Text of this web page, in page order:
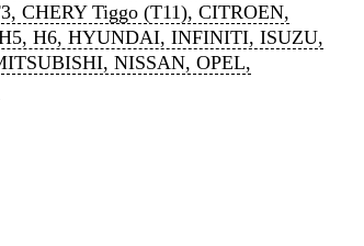
CHERY Tiggo (T11), CITROEN,
H6, HYUNDAI, INFINITI, ISUZU,
NISSAN, OPEL,